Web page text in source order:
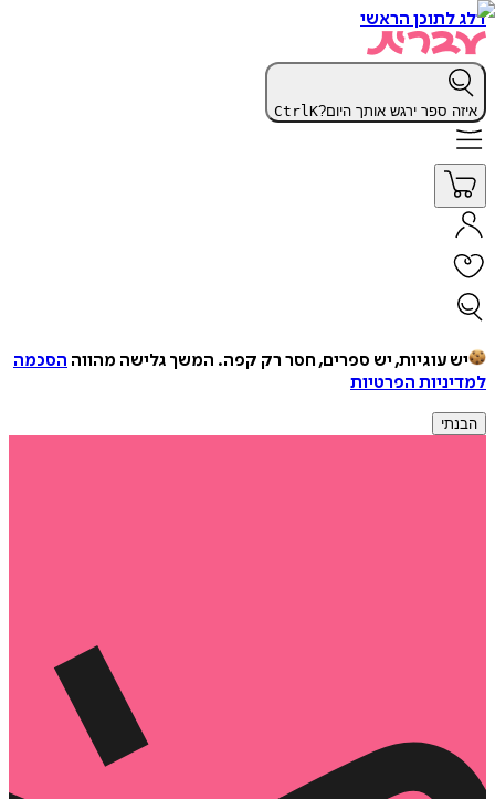
דלג לתוכן הראשי
איזה ספר ירגש אותך היום? CtrlK
יש עוגיות, יש ספרים, חסר רק קפה. המשך גלישה מהווה הסכמה
למדיניות הפרטיות
הבנתי